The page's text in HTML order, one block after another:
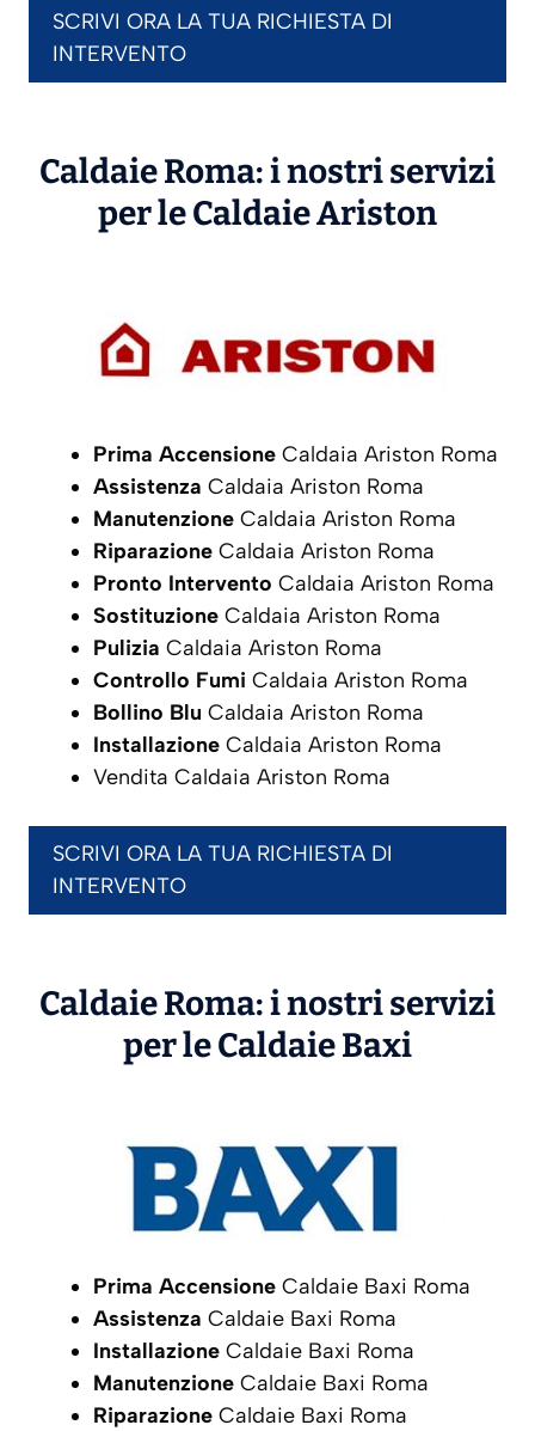
SCRIVI ORA LA TUA RICHIESTA DI
INTERVENTO
Caldaie Roma: i nostri servizi
per le CaldaieAriston
Prima Accensione Caldaia Ariston Roma
Assistenza Caldaia Ariston Roma
Manutenzione Caldaia Ariston Roma
Riparazione Caldaia Ariston Roma
Pronto Intervento Caldaia Ariston Roma
Sostituzione Caldaia Ariston Roma
Pulizia Caldaia Ariston Roma
Controllo Fumi Caldaia Ariston Roma
Bollino Blu Caldaia Ariston Roma
Installazione Caldaia Ariston Roma
Vendita Caldaia Ariston Roma
SCRIVI ORA LA TUA RICHIESTA DI
INTERVENTO
Caldaie Roma: i nostri servizi
per le CaldaieBaxi
Prima Accensione Caldaie Baxi Roma
Assistenza Caldaie Baxi Roma
Installazione Caldaie Baxi Roma
Manutenzione Caldaie Baxi Roma
Riparazione Caldaie Baxi Roma